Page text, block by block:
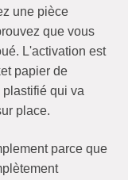
une pièce
que vous
L'activation est
papier de
qui va
place.
parce que